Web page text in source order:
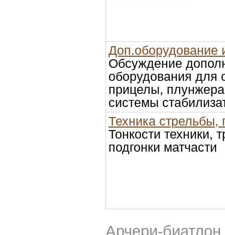
Доп.оборудование
Обсуждение
оборудования для
прицелы,
системы
Техника стрельбы,
Тонкости техники,
подгонки матчасти
Арчери-биатлон